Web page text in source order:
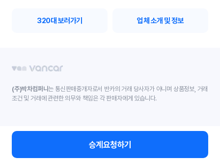
320대 보러가기 업체 소개 및 정보
승계요청하기
(주)박차컴퍼니는 통신판매중개자로서 반카의 거래 당사자가 아니며 상품정보, 거래
조건 및 거래에 관련한 의무와 책임은 각 판매자에게 있습니다.